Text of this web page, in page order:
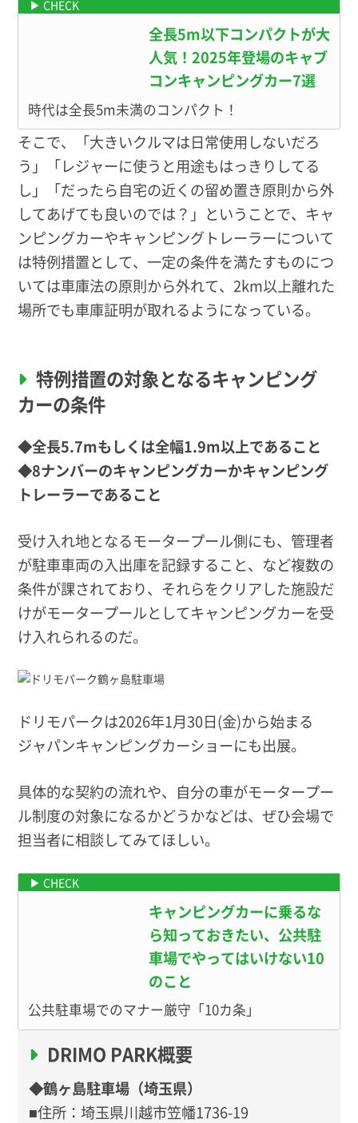
全長5m以下コンパクトが大
人気！2025年登場のキャブ
コンキャンピングカー7選
時代は全長5m未満のコンパクト！
そこで、「大きいクルマは日常使用しないだろ
う」「レジャーに使うと用途もはっきりしてる
し」「だったら自宅の近くの留め置き原則から外
してあげても良いのでは？」ということで、キャ
ンピングカーやキャンピングトレーラーについて
は特例措置として、一定の条件を満たすものにつ
いては車庫法の原則から外れて、2km以上離れた
場所でも車庫証明が取れるようになっている。
特例措置の対象となるキャンピング
カーの条件
◆全長5.7mもしくは全幅1.9m以上であること
◆8ナンバーのキャンピングカーかキャンピング
トレーラーであること
受け入れ地となるモータープール側にも、管理者
が駐車車両の入出庫を記録すること、など複数の
条件が課されており、それらをクリアした施設だ
けがモータープールとしてキャンピングカーを受
け入れられるのだ。
ドリモパークは2026年1月30日(金)から始まる
ジャパンキャンピングカーショーにも出展。
具体的な契約の流れや、自分の車がモータープー
ル制度の対象になるかどうかなどは、ぜひ会場で
担当者に相談してみてほしい。
キャンピングカーに乗るな
ら知っておきたい、公共駐
車場でやってはいけない10
のこと
公共駐車場でのマナー厳守「10カ条」
DRIMO PARK概要
◆鶴ヶ島駐車場（埼玉県）
■住所：埼玉県川越市笠幡1736-19